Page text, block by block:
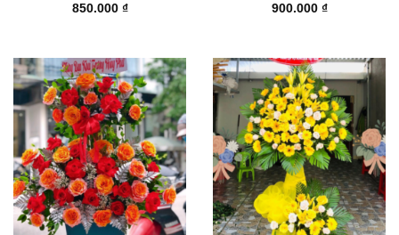
850.000 ₫
900.000 ₫